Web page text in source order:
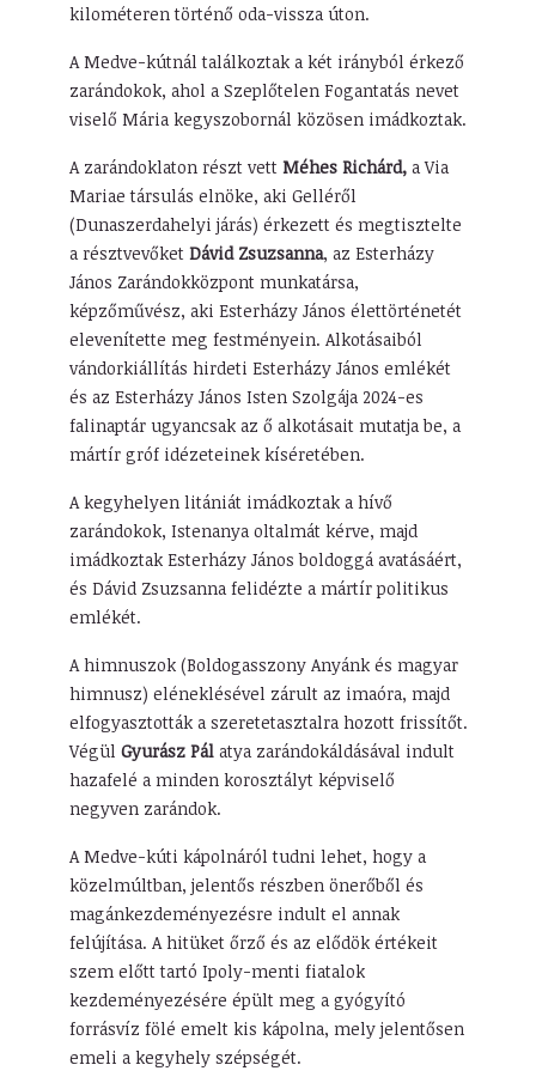
kilométeren történő oda-vissza úton.
A Medve-kútnál találkoztak a két irányból érkező
zarándokok, ahol a Szeplőtelen Fogantatás nevet
viselő Mária kegyszobornál közösen imádkoztak.
A zarándoklaton részt vett Méhes Richárd,a Via
Mariae társulás elnöke, aki Gelléről
(Dunaszerdahelyi járás) érkezett és megtisztelte
a résztvevőket Dávid Zsuzsanna, az Esterházy
János Zarándokközpont munkatársa,
képzőművész, aki Esterházy János élettörténetét
elevenítette meg festményein. Alkotásaiból
vándorkiállítás hirdeti Esterházy János emlékét
és az Esterházy János Isten Szolgája 2024-es
falinaptár ugyancsak az ő alkotásait mutatja be, a
mártír gróf idézeteinek kíséretében.
A kegyhelyen litániát imádkoztak a hívő
zarándokok, Istenanya oltalmát kérve, majd
imádkoztak Esterházy János boldoggá avatásáért,
és Dávid Zsuzsanna felidézte a mártír politikus
emlékét.
A himnuszok (Boldogasszony Anyánk és magyar
himnusz) eléneklésével zárult az imaóra, majd
elfogyasztották a szeretetasztalra hozott frissítőt.
Végül Gyurász Pálatya zarándokáldásával indult
hazafelé a minden korosztályt képviselő
negyven zarándok.
A Medve-kúti kápolnáról tudni lehet, hogy a
közelmúltban, jelentős részben önerőből és
magánkezdeményezésre indult el annak
felújítása. A hitüket őrző és az elődök értékeit
szem előtt tartó Ipoly-menti fiatalok
kezdeményezésére épült meg a gyógyító
forrásvíz fölé emelt kis kápolna, mely jelentősen
emeli a kegyhely szépségét.